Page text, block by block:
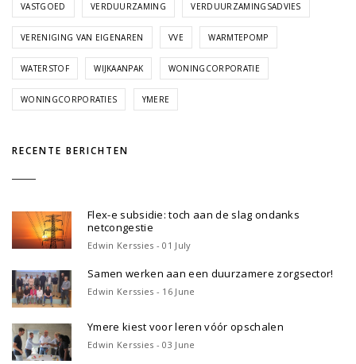
VASTGOED VERDUURZAMING VERDUURZAMINGSADVIES
VERENIGING VAN EIGENAREN VVE WARMTEPOMP
WATERSTOF WIJKAANPAK WONINGCORPORATIE
WONINGCORPORATIES YMERE
RECENTE BERICHTEN
Flex-e subsidie: toch aan de slag ondanks
netcongestie
Edwin Kerssies - 01 July
Samen werken aan een duurzamere zorgsector!
Edwin Kerssies - 16 June
Ymere kiest voor leren vóór opschalen
Edwin Kerssies - 03 June